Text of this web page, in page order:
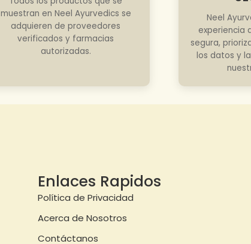
muestran en Neel Ayurvedics se
adquieren de proveedores
verificados y farmacias
autorizadas.
Neel
experiencia
segura,
los datos y
Enlaces Rapidos
Política de Privacidad
Acerca de Nosotros
Contáctanos